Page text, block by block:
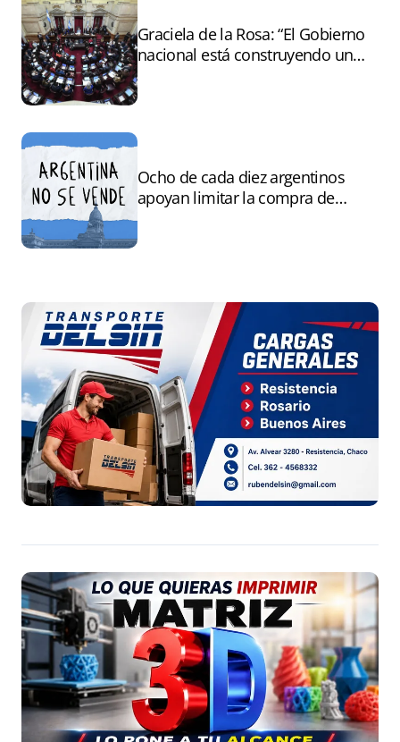
Graciela de la Rosa: “El Gobierno
nacional está construyendo un
Ocho de cada diez argentinos
apoyan limitar la compra de